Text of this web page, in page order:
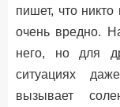
пишет, что
очень вредно.
него, но для
ситуациях
вызывает